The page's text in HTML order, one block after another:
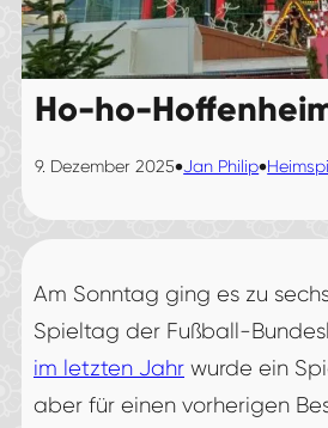
Ho-ho-
9. Dezember 2025•Jan Philip•
Am Sonntag ging es zu
Spieltag der Fußball-
im letzten Jahr wurde ein
aber für einen vorherigen